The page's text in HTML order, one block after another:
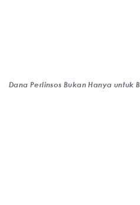
Dana Perlinsos Bukan Hanya untuk